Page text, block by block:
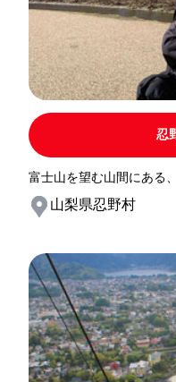
忍
富士山を望む山間にある
山梨県忍野村